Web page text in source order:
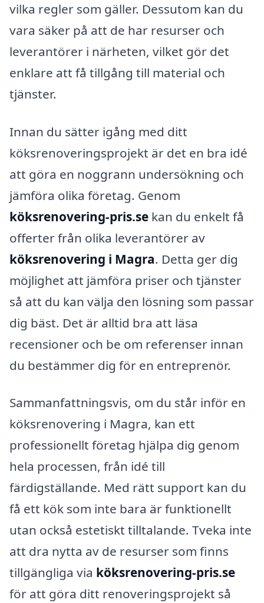
vilka regler som gäller. Dessutom kan du
vara säker på att de har resurser och
leverantörer i närheten, vilket gör det
enklare att få tillgång till material och
tjänster.
Innan du sätter igång med ditt
köksrenoveringsprojekt är det en bra idé
att göra en noggrann undersökning och
jämföra olika företag. Genom
köksrenovering-pris.se kan du enkelt få
offerter från olika leverantörer av
köksrenovering i Magra. Detta ger dig
möjlighet att jämföra priser och tjänster
så att du kan välja den lösning som passar
dig bäst. Det är alltid bra att läsa
recensioner och be om referenser innan
du bestämmer dig för en entreprenör.
Sammanfattningsvis, om du står inför en
köksrenovering i Magra, kan ett
professionellt företag hjälpa dig genom
hela processen, från idé till
färdigställande. Med rätt support kan du
få ett kök som inte bara är funktionellt
utan också estetiskt tilltalande. Tveka inte
att dra nytta av de resurser som finns
tillgängliga via köksrenovering-pris.se
för att göra ditt renoveringsprojekt så